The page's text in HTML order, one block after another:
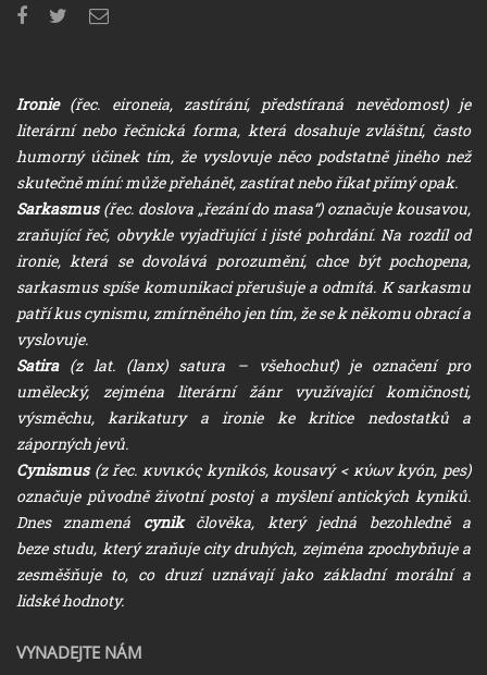
Ironie(řec. eironeia, zastírání, předstíraná nevědomost) je
literární nebo řečnická forma, která dosahuje zvláštní, často
humorný účinek tím, že vyslovuje něco podstatně jiného než
skutečně míní: může přehánět, zastírat nebo říkat přímý opak.
Sarkasmus(řec. doslova „řezání do masa“) označuje kousavou,
zraňující řeč, obvykle vyjadřující i jisté pohrdání. Na rozdíl od
ironie, která se dovolává porozumění, chce být pochopena,
sarkasmus spíše komunikaci přerušuje a odmítá. K sarkasmu
patří kus cynismu, zmírněného jen tím, že se k někomu obrací a
vyslovuje.
Satira(z lat. (lanx) satura – všehochuť) je označení pro
umělecký, zejména literární žánr využívající komičnosti,
výsměchu, karikatury a ironie ke kritice nedostatků a
záporných jevů.
Cynismus (z řec. κυνικός kynikós, kousavý < κύων kyón, pes)
označuje původně životní postoj a myšlení antických kyniků.
Dnes znamená cynikčlověka, který jedná bezohledně a
beze studu, který zraňuje city druhých, zejména zpochybňuje a
zesměšňuje to, co druzí uznávají jako základní morální a
lidské hodnoty.
VYNADEJTE NÁM